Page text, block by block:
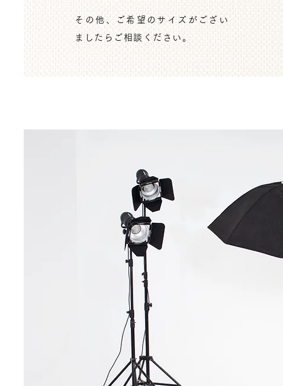
その他、ご希望のサイズがござい
ましたらご相談ください。